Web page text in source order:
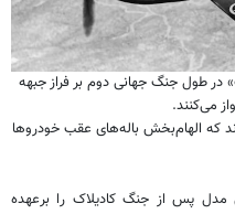
«لاکهید پی-۳۸ لایتنینگ» در طول جنگ جهانی دوم بر فراز جبهه
می‌کنند.
که الهام‌بخش باله‌های عقب خودروها
پس از جنگ کادیلاک را برعهده